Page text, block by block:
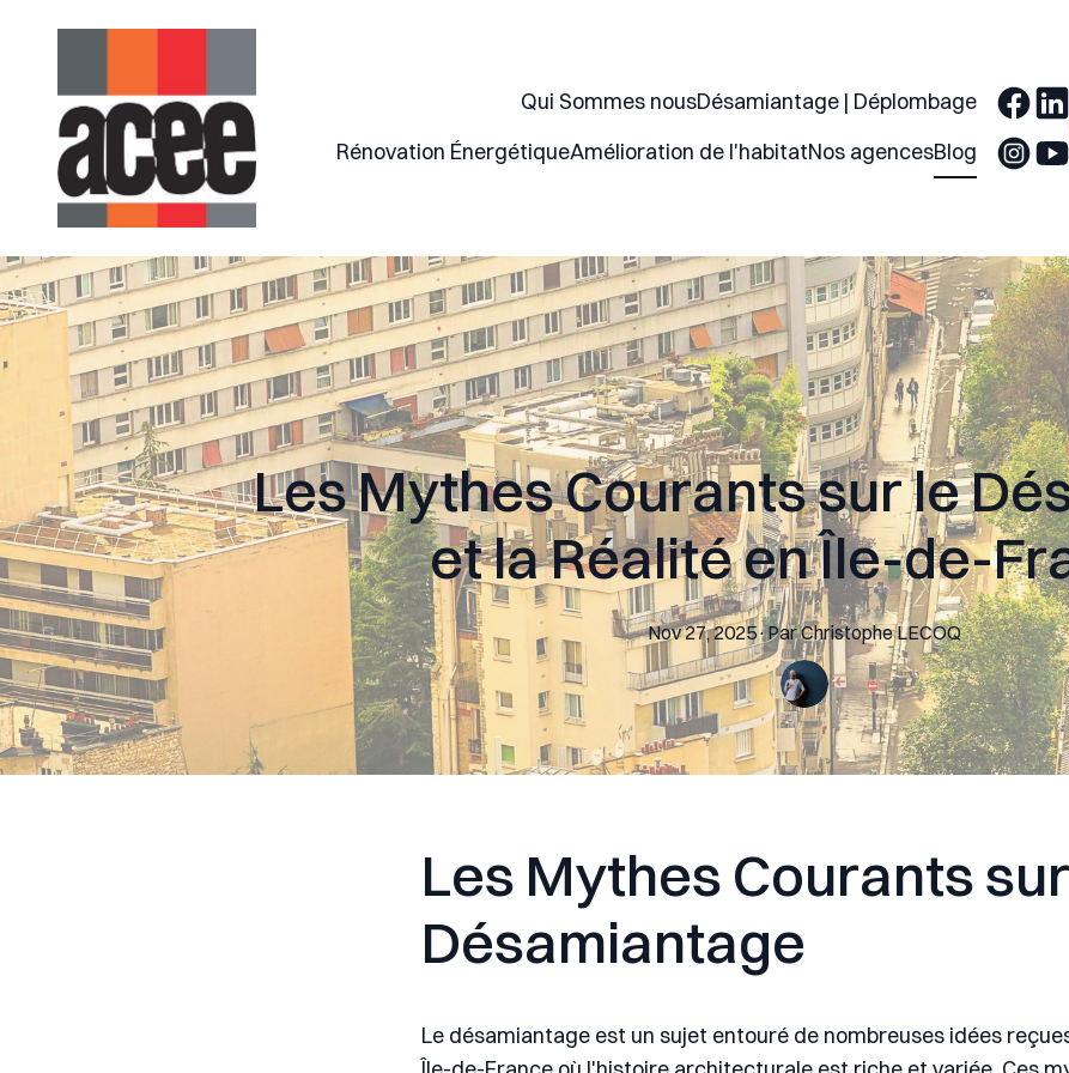
Qui Sommes nousDésamiantage | Déplombage
Rénovation ÉnergétiqueAmélioration de l'habitatNos agencesBlog
Les Mythes Courants sur le
et la Réalité en Île-de-
Nov 27, 2025·ParChristopheLECOQ
Les Mythes Courants
Désamiantage
Le désamiantage est un sujet entouré de nombreuses idées